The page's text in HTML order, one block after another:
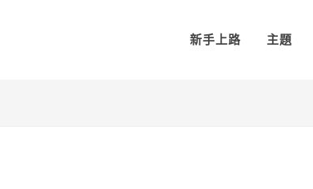
新手上路 主題